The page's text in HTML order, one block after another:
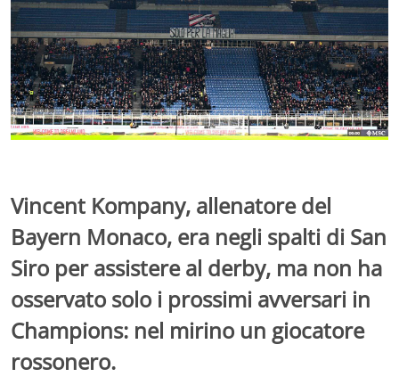
Vincent Kompany, allenatore del
Bayern Monaco, era negli spalti di San
Siro per assistere al derby, ma non ha
osservato solo i prossimi avversari in
Champions: nel mirino un giocatore
rossonero.